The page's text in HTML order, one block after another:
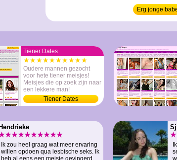
van genieten als we
de bank hangen.
een heerlijke arm om
Erg jonge
Tiener Dates
★★★★★★★★★★
Oudere mannen gezocht
voor hete tiener meisjes!
Meisjes die op zoek zijn naar
een lekkere man!
Tiener Dates
Hendrieke
Ik zou heel graag wat meer ervaring
willen opdoen qua lesbische seks. Ik
heb al eens een meisje gevingerd,